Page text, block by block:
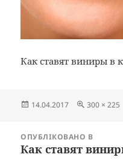
Как ставят виниры в
Опубліковано
14.04.2017
Повний
300 × 225
записівОПУБЛІКОВАНО В
Как ставят